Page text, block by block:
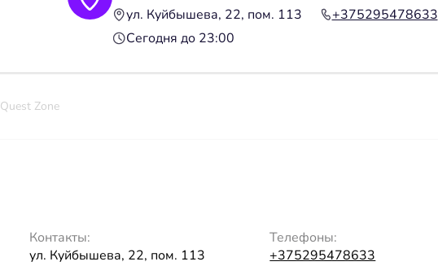
ул. Куйбышева, 22, пом. 113
+375295478633
Сегодня до 23:00
Quest Zone
Контакты:
ул. Куйбышева, 22, пом. 113
Телефоны:
+375295478633